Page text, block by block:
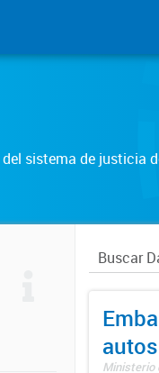
sistema de justicia
autos
Ministerio